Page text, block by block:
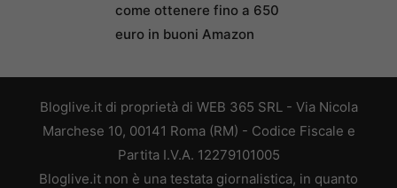
come ottenere fino a 650
euro in buoni Amazon
Bloglive.it di proprietà di WEB 365 SRL - Via Nicola
Marchese 10, 00141 Roma (RM) - Codice Fiscale e
Partita I.V.A. 12279101005
Bloglive.it non è una testata giornalistica, in quanto